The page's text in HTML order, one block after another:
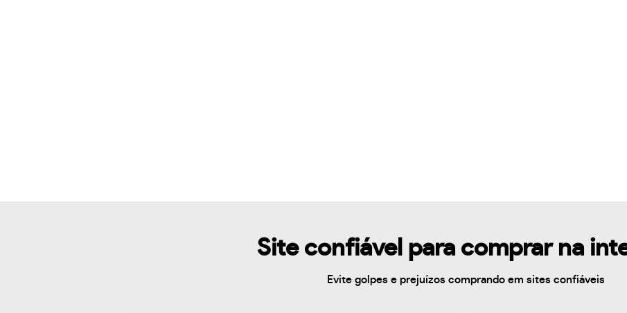
Site confiável para comprar na
Evite golpes e prejuízos comprando em sites confiáveis